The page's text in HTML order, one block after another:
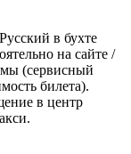
в бухте
на сайте /
(сервисный
билета).
в центр